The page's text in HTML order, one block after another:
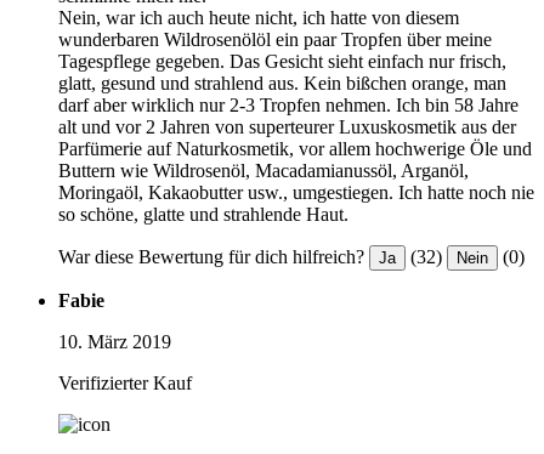
Nein, war ich auch heute nicht, ich hatte von diesem
wunderbaren Wildrosenölöl ein paar Tropfen über meine
Tagespflege gegeben. Das Gesicht sieht einfach nur frisch,
glatt, gesund und strahlend aus. Kein bißchen orange, man
darf aber wirklich nur 2-3 Tropfen nehmen. Ich bin 58 Jahre
alt und vor 2 Jahren von superteurer Luxuskosmetik aus der
Parfümerie auf Naturkosmetik, vor allem hochwerige Öle und
Buttern wie Wildrosenöl, Macadamianussöl, Arganöl,
Moringaöl, Kakaobutter usw., umgestiegen. Ich hatte noch nie
so schöne, glatte und strahlende Haut.
War diese Bewertung für dich hilfreich? Ja (32) Nein (0)
Fabie
10. März 2019
Verifizierter Kauf